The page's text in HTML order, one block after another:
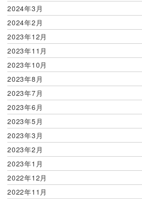
2024年3月
2024年2月
2023年12月
2023年11月
2023年10月
2023年8月
2023年7月
2023年6月
2023年5月
2023年3月
2023年2月
2023年1月
2022年12月
2022年11月